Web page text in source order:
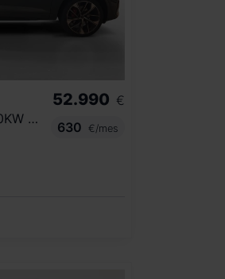
BLACK LINE 40 TDI 150KW QUATTRO ULTRA
52.990 €
630
€/mes